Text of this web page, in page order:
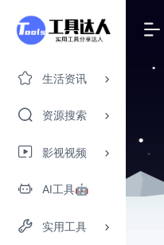
生活资讯
资源搜索
影视视频
AI工具🤖
实用工具